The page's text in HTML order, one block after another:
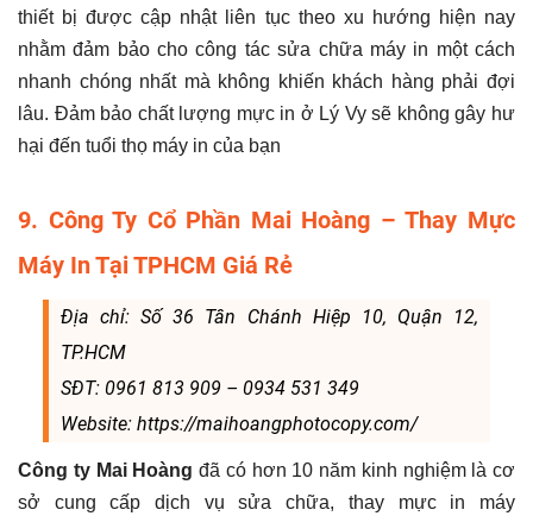
thiết bị được cập nhật liên tục theo xu hướng hiện nay
nhằm đảm bảo cho công tác sửa chữa máy in một cách
nhanh chóng nhất mà không khiến khách hàng phải đợi
lâu. Đảm bảo chất lượng mực in ở Lý Vy sẽ không gây hư
hại đến tuổi thọ máy in của bạn
9. Công Ty Cổ Phần Mai Hoàng – Thay Mực
Máy In Tại TPHCM Giá Rẻ
Địa chỉ: Số 36 Tân Chánh Hiệp 10, Quận 12,
TP.HCM
SĐT: 0961 813 909 – 0934 531 349
Website: https://maihoangphotocopy.com/
Công ty Mai Hoàng đã có hơn 10 năm kinh nghiệm là cơ
sở cung cấp dịch vụ sửa chữa, thay mực in máy